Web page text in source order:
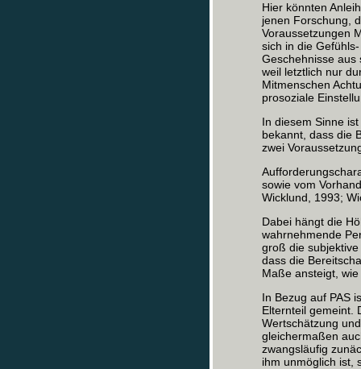
Hier könnten
jenen Forschung,
Voraussetzungen
sich in die
Geschehnisse aus
weil letztlich nur
Mitmenschen
prosoziale
In diesem Sinne
bekannt, dass die
zwei
sowie vom
Wicklund, 1993;
Dabei hängt die
wahrnehmende
groß die
dass die
Maße ansteigt,
In Bezug auf PAS
Elternteil gemeint.
Wertschätzung
gleichermaßen
zwangsläufig
ihm unmöglich ist,